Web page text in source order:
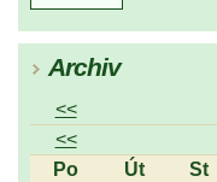
Archiv
<<
<<
Po
Út St